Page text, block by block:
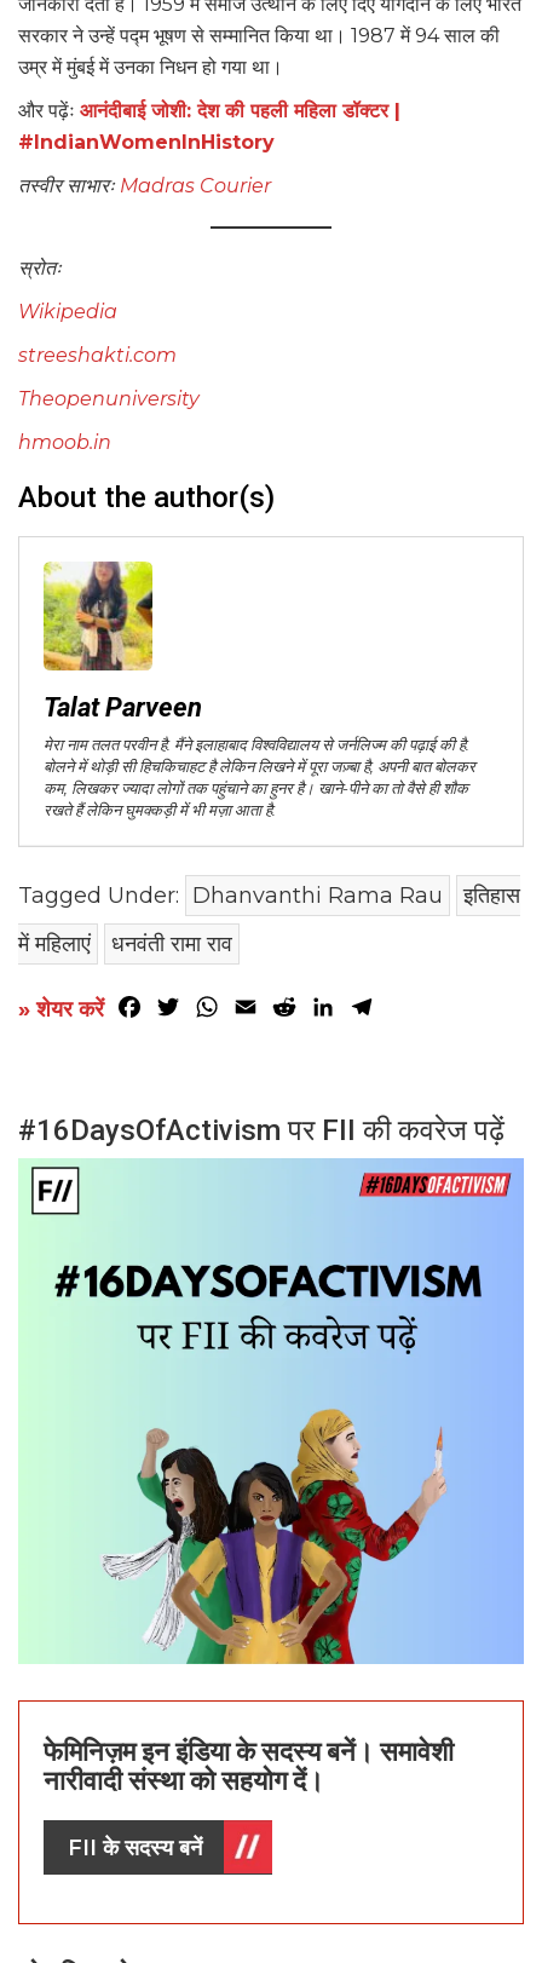
जानकारी देती है। 1959 में समाज उत्थान के लिए दिए योगदान के लिए भारत
सरकार ने उन्हें पद्म भूषण से सम्मानित किया था। 1987 में 94 साल की
उम्र में मुंबई में उनका निधन हो गया था।
और पढ़ेंः आनंदीबाई जोशी: देश की पहली महिला डॉक्टर |
#IndianWomenInHistory
तस्वीर साभारः Madras Courier
स्रोतः
Wikipedia
streeshakti.com
Theopenuniversity
hmoob.in
About the author(s)
Talat Parveen
मेरा नाम तलत परवीन है. मैंने इलाहाबाद विश्वविद्यालय से जर्नलिज्म की पढ़ाई की है.
बोलने में थोड़ी सी हिचकिचाहट है लेकिन लिखने में पूरा जज़्बा है, अपनी बात बोलकर
कम, लिखकर ज्यादा लोगों तक पहुंचाने का हुनर है। खाने-पीने का तो वैसे ही शौक
रखते हैं लेकिन घुमक्कड़ी में भी मज़ा आता है.
Tagged Under: Dhanvanthi Rama Rau
इतिहास
में महिलाएं
धनवंती रामा राव
» शेयर करें Facebook
TwitterWhatsApp
Email RedditLinkedIn
#16DaysOfActivism पर FII की कवरेज पढ़ें
फेमिनिज़म इन इंडिया के सदस्य बनें। समावेशी
नारीवादी संस्था को सहयोग दें।
FII के सदस्य बनें